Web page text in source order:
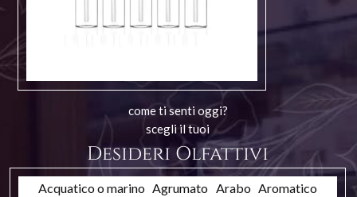
come ti senti oggi?
scegli il tuoi
Desideri Olfattivi
Acquatico o marino Agrumato Arabo Aromatico